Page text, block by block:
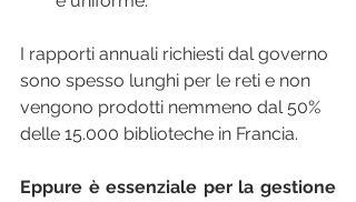
I rapporti annuali richiesti dal governo
sono spesso lunghi per le reti e non
vengono prodotti nemmeno dal 50%
delle 15.000 biblioteche in Francia.
Eppure è essenziale per la gestione